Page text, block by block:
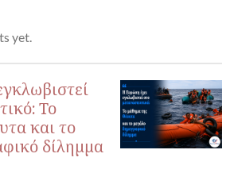
yet.
Το
και το
δίλημμα